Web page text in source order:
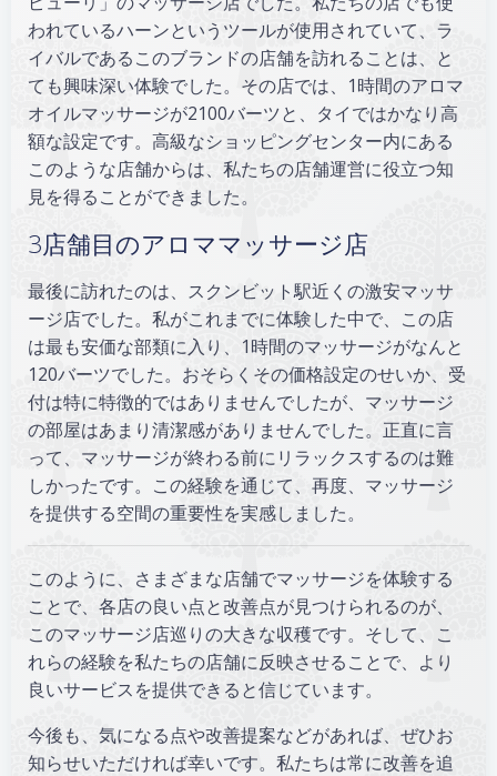
われているハーンというツールが使用されていて、ラ
イバルであるこのブランドの店舗を訪れることは、と
ても興味深い体験でした。その店では、1時間のアロマ
オイルマッサージが2100バーツと、タイではかなり高
額な設定です。高級なショッピングセンター内にある
このような店舗からは、私たちの店舗運営に役立つ知
見を得ることができました。
3店舗目のアロママッサージ店
最後に訪れたのは、スクンビット駅近くの激安マッサ
ージ店でした。私がこれまでに体験した中で、この店
は最も安価な部類に入り、1時間のマッサージがなんと
120バーツでした。おそらくその価格設定のせいか、受
付は特に特徴的ではありませんでしたが、マッサージ
の部屋はあまり清潔感がありませんでした。正直に言
って、マッサージが終わる前にリラックスするのは難
しかったです。この経験を通じて、再度、マッサージ
を提供する空間の重要性を実感しました。
このように、さまざまな店舗でマッサージを体験する
ことで、各店の良い点と改善点が見つけられるのが、
このマッサージ店巡りの大きな収穫です。そして、こ
れらの経験を私たちの店舗に反映させることで、より
良いサービスを提供できると信じています。
今後も、気になる点や改善提案などがあれば、ぜひお
知らせいただければ幸いです。私たちは常に改善を追